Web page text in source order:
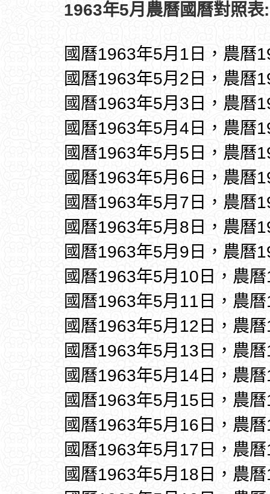
1963年5月農曆國曆對照表:
國曆1963年5月1日，農曆
國曆1963年5月2日，農曆
國曆1963年5月3日，農曆
國曆1963年5月4日，農曆
國曆1963年5月5日，農曆
國曆1963年5月6日，農曆
國曆1963年5月7日，農曆
國曆1963年5月8日，農曆
國曆1963年5月9日，農曆
國曆1963年5月10日，農
國曆1963年5月11日，農
國曆1963年5月12日，農
國曆1963年5月13日，農
國曆1963年5月14日，農
國曆1963年5月15日，農
國曆1963年5月16日，農
國曆1963年5月17日，農
國曆1963年5月18日，農